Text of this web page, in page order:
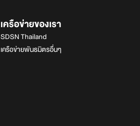
เครือข่ายของเรา
SDSN Thailand
เครือข่ายพันธมิตรอื่นๆ